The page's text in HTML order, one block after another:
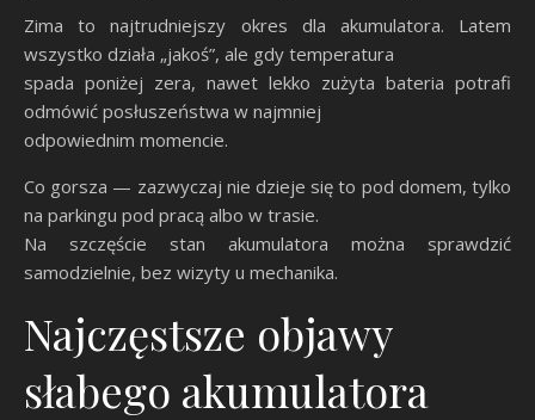
Zima to najtrudniejszy okres dla akumulatora. Latem
wszystko działa „jakoś”, ale gdy temperatura
spada poniżej zera, nawet lekko zużyta bateria potrafi
odmówić posłuszeństwa w najmniej
odpowiednim momencie.
Co gorsza — zazwyczaj nie dzieje się to pod domem, tylko
na parkingu pod pracą albo w trasie.
Na szczęście stan akumulatora można sprawdzić
samodzielnie, bez wizyty u mechanika.
Najczęstsze objawy
słabego akumulatora